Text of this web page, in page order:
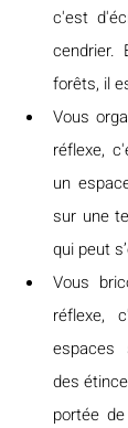
c'est
cendrier.
forêts, il
Vous
réflexe,
un
sur une
qui peut
Vous
réflexe,
espaces
des
portée